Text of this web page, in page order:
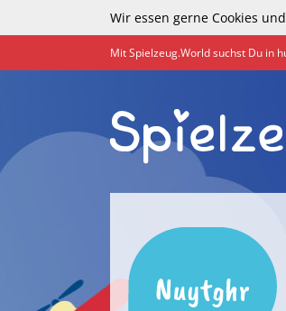
Wir essen gerne Cookies
Mit Spielzeug.World suchst Du in
Nuytghr